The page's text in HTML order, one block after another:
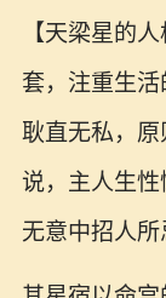
【天梁星的
套，注重生
耿直无私，
说，主人生
无意中招人所